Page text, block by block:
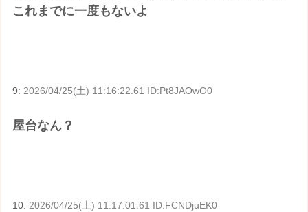
これまでに一度もないよ
9: 2026/04/25(土) 11:16:22.61 ID:Pt8JAOwO0
屋台なん？
10:2026/04/25(土) 11:17:01.61 ID:FCNDjuEK0